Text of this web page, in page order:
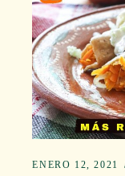
ENERO 12, 2021